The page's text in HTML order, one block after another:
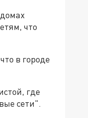
что
в городе
где
сети".